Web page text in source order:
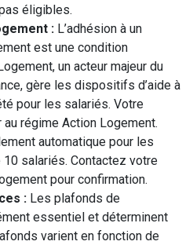
éligibles.
: L’adhésion à un
est une condition
un acteur majeur du
gère les dispositifs d’aide à
pour les salariés. Votre
régime Action Logement.
automatique pour les
salariés. Contactez votre
pour confirmation.
: Les plafonds de
essentiel et déterminent
varient en fonction de